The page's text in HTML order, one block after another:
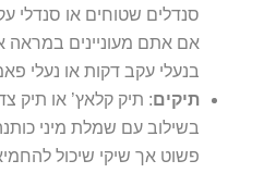
סנדלים שטוחים או סנדלי
אם אתם מעוניינים במראה
בנעלי עקב דקות או נעלי
תיקים: תיק קלאץ’ או תיק
פשוט אך שיקי שיכול